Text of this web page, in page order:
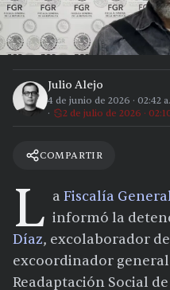
Julio Alejo
4 de junio de 2026 · 02:42
2 de julio de 2026 ·
COMPARTIR
L a Fiscalía
informó la
Díaz, excolaborador de
excoordinador
Readaptación Social de